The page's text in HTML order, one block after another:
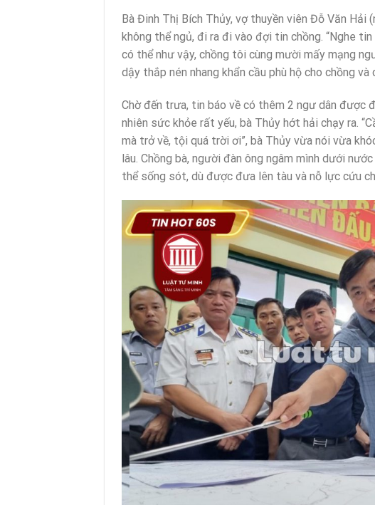
Bà Đinh Thị Bích Thủy, vợ thuyền viên Đỗ Văn
không thể ngủ, đi ra đi vào đợi tin chồng. “Nghe
có thể như vậy, chồng tôi cùng mười mấy mạng
dậy thắp nén nhang khẩn cầu phù hộ cho chồng và
Chờ đến trưa, tin báo về có thêm 2 ngư dân được
nhiên sức khỏe rất yếu, bà Thủy hớt hải chạy ra.
mà trở về, tội quá trời ơi”, bà Thủy vừa nói vừa
lâu. Chồng bà, người đàn ông ngâm mình dưới
thể sống sót, dù được đưa lên tàu và nỗ lực cứu